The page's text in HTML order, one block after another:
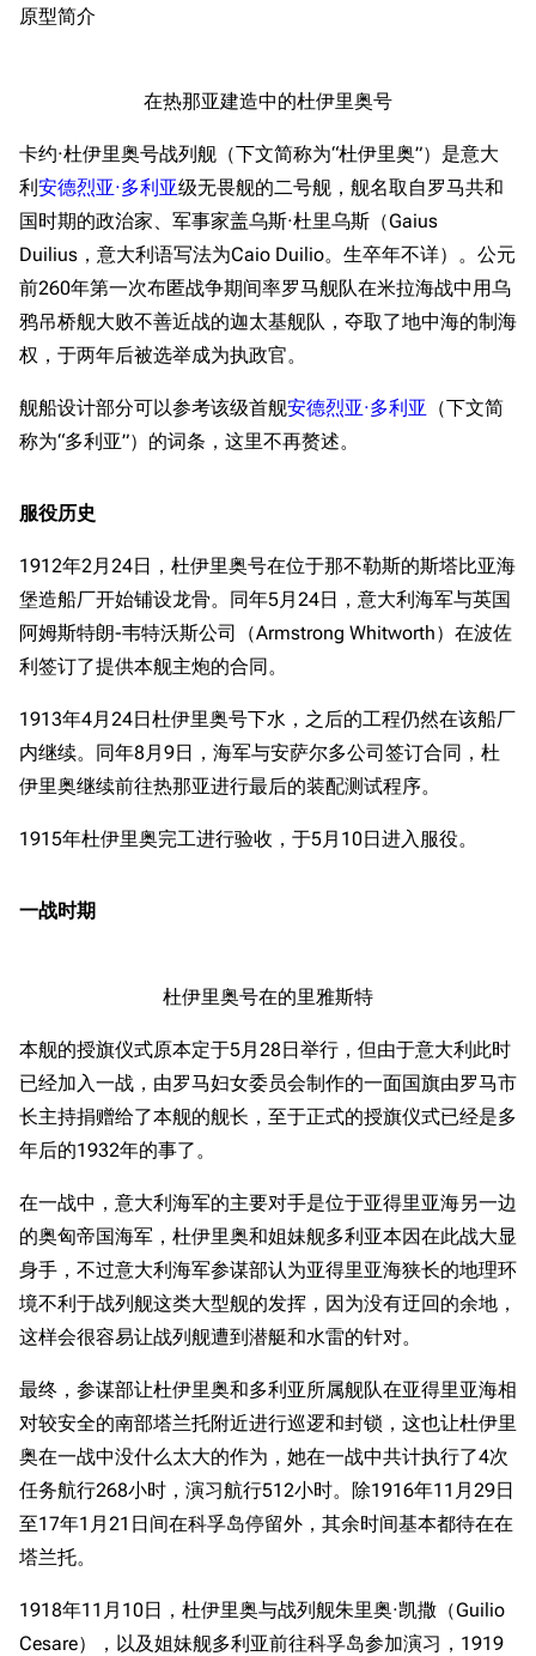
原型简介
在热那亚建造中的杜伊里奥号
卡约·杜伊里奥号战列舰（下文简称为“杜伊里奥”）是意大
利安德烈亚·多利亚级无畏舰的二号舰，舰名取自罗马共和
国时期的政治家、军事家盖乌斯·杜里乌斯（Gaius
Duilius，意大利语写法为Caio Duilio。生卒年不详）。公元
前260年第一次布匿战争期间率罗马舰队在米拉海战中用乌
鸦吊桥舰大败不善近战的迦太基舰队，夺取了地中海的制海
权，于两年后被选举成为执政官。
舰船设计部分可以参考该级首舰安德烈亚·多利亚
（下文简
称为“多利亚”）的词条，这里不再赘述。
服役历史
1912年2月24日，杜伊里奥号在位于那不勒斯的斯塔比亚海
堡造船厂开始铺设龙骨。同年5月24日，意大利海军与英国
阿姆斯特朗-韦特沃斯公司（Armstrong Whitworth）在波佐
利签订了提供本舰主炮的合同。
1913年4月24日杜伊里奥号下水，之后的工程仍然在该船厂
内继续。同年8月9日，海军与安萨尔多公司签订合同，杜
伊里奥继续前往热那亚进行最后的装配测试程序。
1915年杜伊里奥完工进行验收，于5月10日进入服役。
一战时期
杜伊里奥号在的里雅斯特
本舰的授旗仪式原本定于5月28日举行，但由于意大利此时
已经加入一战，由罗马妇女委员会制作的一面国旗由罗马市
长主持捐赠给了本舰的舰长，至于正式的授旗仪式已经是多
年后的1932年的事了。
在一战中，意大利海军的主要对手是位于亚得里亚海另一边
的奥匈帝国海军，杜伊里奥和姐妹舰多利亚本因在此战大显
身手，不过意大利海军参谋部认为亚得里亚海狭长的地理环
境不利于战列舰这类大型舰的发挥，因为没有迂回的余地，
这样会很容易让战列舰遭到潜艇和水雷的针对。
最终，参谋部让杜伊里奥和多利亚所属舰队在亚得里亚海相
对较安全的南部塔兰托附近进行巡逻和封锁，这也让杜伊里
奥在一战中没什么太大的作为，她在一战中共计执行了4次
任务航行268小时，演习航行512小时。除1916年11月29日
至17年1月21日间在科孚岛停留外，其余时间基本都待在在
塔兰托。
1918年11月10日，杜伊里奥与战列舰朱里奥·凯撒（Guilio
Cesare），以及姐妹舰多利亚前往科孚岛参加演习，1919